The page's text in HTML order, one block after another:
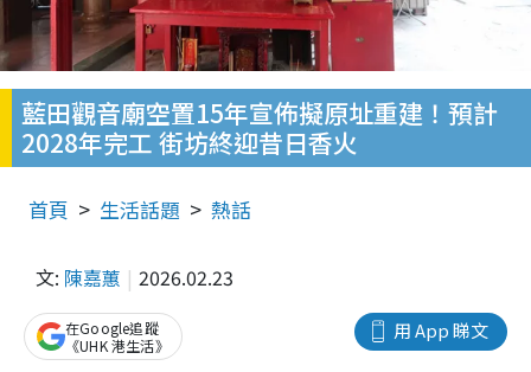
藍田觀音廟空置15年宣佈擬原址重建！預計
2028年完工 街坊終迎昔日香火
首頁 生活話題 熱話
文: 陳嘉蕙 2026.02.23
用 App 睇文
在Google追蹤
《UHK 港生活》